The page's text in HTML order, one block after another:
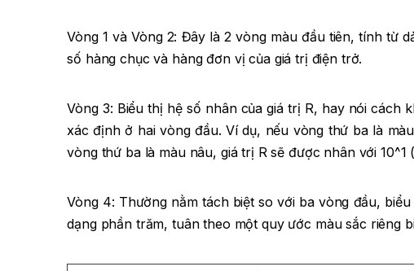
Vòng 1 và Vòng 2: Đây là 2 vòng màu đầu tiên, tính từ
số hàng chục và hàng đơn vị của giá trị điện trở.
Vòng 3: Biểu thị hệ số nhân của giá trị R, hay nói cách
xác định ở hai vòng đầu. Ví dụ, nếu vòng thứ ba là
vòng thứ ba là màu nâu, giá trị R sẽ được nhân với 10^1
Vòng 4: Thường nằm tách biệt so với ba vòng đầu,
dạng phần trăm, tuân theo một quy ước màu sắc riêng